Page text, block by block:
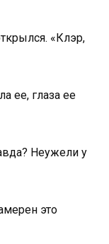
«Клэр,
ее, глаза ее
Неужели у
это